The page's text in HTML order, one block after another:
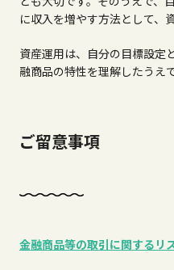
に収入を増やす方法として、
資産運用は、自分の目標設定
融商品の特性を理解したうえ
ご留意事項
金融商品等の取引に関するリ